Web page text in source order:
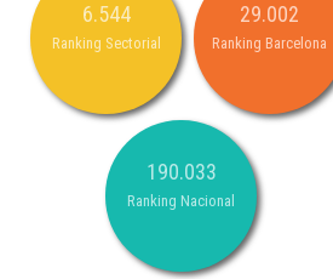
6.544
Ranking Sectorial
29.002
Ranking Barcelona
190.033
Ranking Nacional